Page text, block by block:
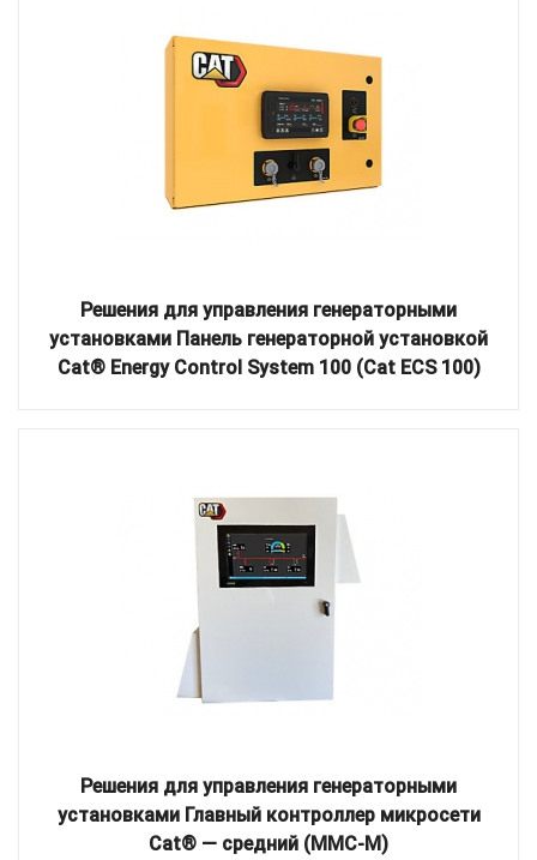
Решения для управления генераторными
установками Панель генераторной установкой
Cat® Energy Control System 100 (Cat ECS 100)
Решения для управления генераторными
установками Главный контроллер микросети
Cat® — средний (MMC-M)